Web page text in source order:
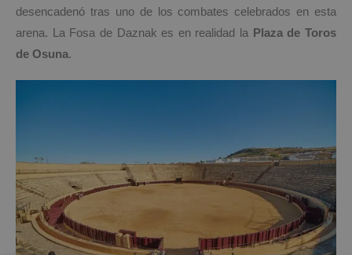
desencadenó tras uno de los combates celebrados en esta
arena. La Fosa de Daznak es en realidad la Plaza de Toros
de Osuna.